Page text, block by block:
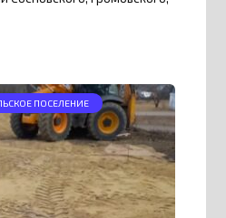
ПОСЕЛЕНИЕ